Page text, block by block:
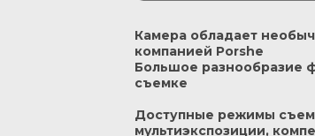
Камера обладает
компанией Porshe
Большое разнообразие
съемке
Доступные режимы
мультиэкспозиции,